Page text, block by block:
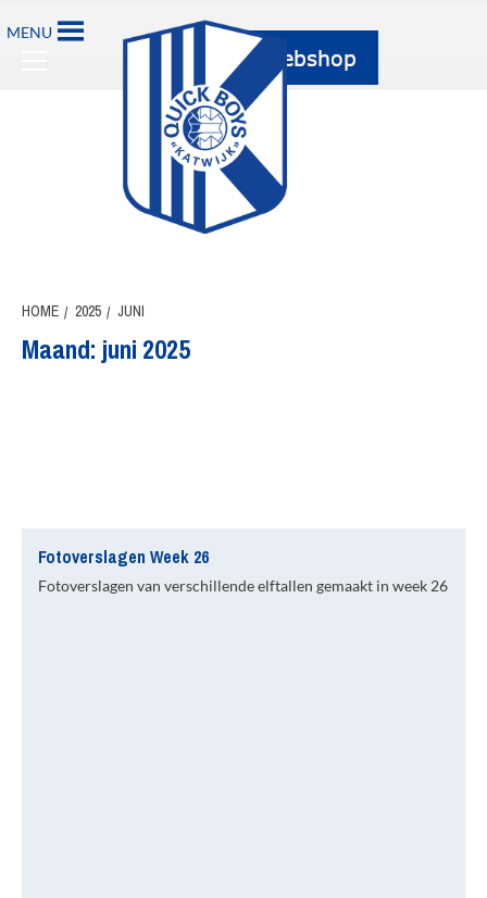
naar
MENU
Primary
HOME 2025 JUNI
Maand: juni 2025
Fotoverslagen Week 26
Fotoverslagen van verschillende elftallen gemaakt in week 26